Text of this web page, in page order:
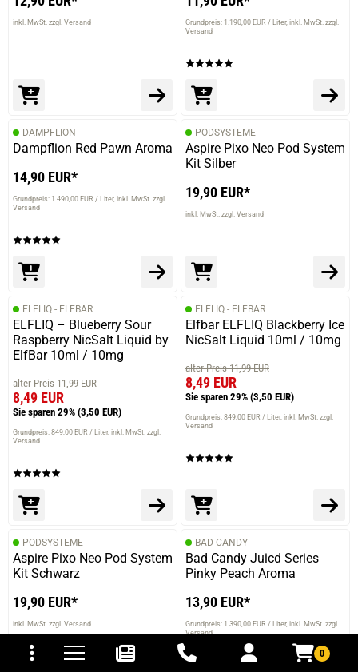
0
und Versandkosten
inkl. MwSt. zzgl. Versand Grundpreis: 1.190,00 EUR / Liter inkl. MwSt. zzgl.
Versand
DAMPFLION
Dampflion Red Pawn Aroma
14,90 EUR*
Grundpreis: 1.490,00 EUR / Liter inkl. MwSt. zzgl.
Versand
PODSYSTEME
Aspire Pixo Neo Pod System
Kit Silber
19,90 EUR*
inkl. MwSt. zzgl. Versand
ELFLIQ - ELFBAR
ELFLIQ – Blueberry Sour
Raspberry NicSalt Liquid by
ElfBar 10ml / 10mg
alter Preis 11,99 EUR
8,49 EUR
Sie sparen 29% (3,50 EUR)
Grundpreis: 849,00 EUR / Liter inkl. MwSt. zzgl.
Versand
ELFLIQ - ELFBAR
Elfbar ELFLIQ Blackberry Ice
NicSalt Liquid 10ml / 10mg
alter Preis 11,99 EUR
8,49 EUR
Sie sparen 29% (3,50 EUR)
Grundpreis: 849,00 EUR / Liter inkl. MwSt. zzgl.
Versand
PODSYSTEME
Aspire Pixo Neo Pod System
Kit Schwarz
19,90 EUR*
inkl. MwSt. zzgl. Versand
BAD CANDY
Bad Candy Juicd Series
Pinky Peach Aroma
13,90 EUR*
Grundpreis: 1.390,00 EUR / Liter inkl. MwSt. zzgl.
Versand